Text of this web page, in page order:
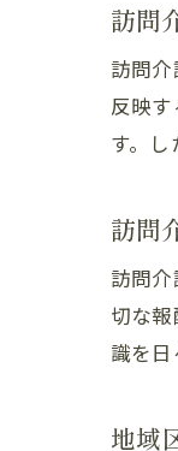
訪問
訪問
反映
す。
訪問
訪問
切な
識を
地域